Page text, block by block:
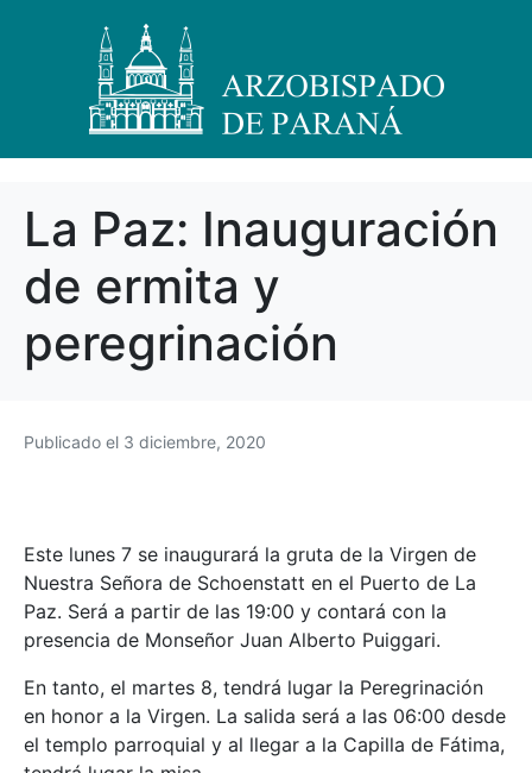
La Paz: Inauguración
de ermita y
peregrinación
Publicado el 3 diciembre, 2020
Este lunes 7 se inaugurará la gruta de la Virgen de
Nuestra Señora de Schoenstatt en el Puerto de La
Paz. Será a partir de las 19:00 y contará con la
presencia de Monseñor Juan Alberto Puiggari.
En tanto, el martes 8, tendrá lugar la Peregrinación
en honor a la Virgen. La salida será a las 06:00 desde
el templo parroquial y al llegar a la Capilla de Fátima,